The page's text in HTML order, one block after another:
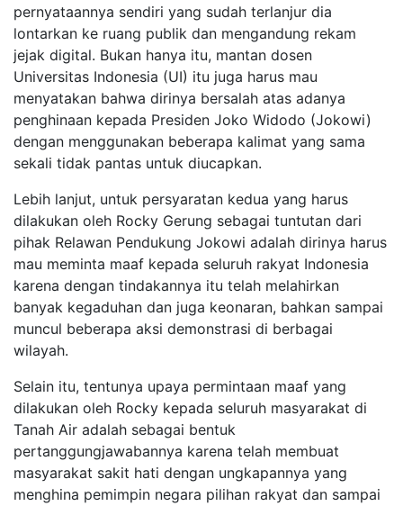
pernyataannya sendiri yang sudah terlanjur dia
lontarkan ke ruang publik dan mengandung rekam
jejak digital. Bukan hanya itu, mantan dosen
Universitas Indonesia (UI) itu juga harus mau
menyatakan bahwa dirinya bersalah atas adanya
penghinaan kepada Presiden Joko Widodo (Jokowi)
dengan menggunakan beberapa kalimat yang sama
sekali tidak pantas untuk diucapkan.
Lebih lanjut, untuk persyaratan kedua yang harus
dilakukan oleh Rocky Gerung sebagai tuntutan dari
pihak Relawan Pendukung Jokowi adalah dirinya harus
mau meminta maaf kepada seluruh rakyat Indonesia
karena dengan tindakannya itu telah melahirkan
banyak kegaduhan dan juga keonaran, bahkan sampai
muncul beberapa aksi demonstrasi di berbagai
wilayah.
Selain itu, tentunya upaya permintaan maaf yang
dilakukan oleh Rocky kepada seluruh masyarakat di
Tanah Air adalah sebagai bentuk
pertanggungjawabannya karena telah membuat
masyarakat sakit hati dengan ungkapannya yang
menghina pemimpin negara pilihan rakyat dan sampai